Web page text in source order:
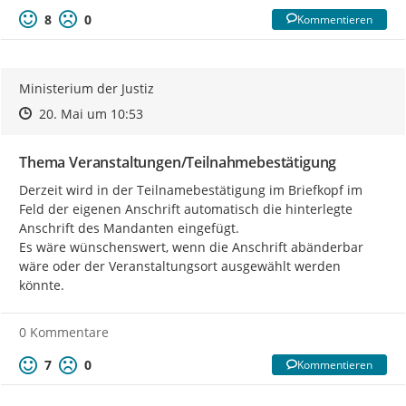
8 0 Kommentieren
Ministerium der Justiz
Zeitpunkt des Erstellens
Zeitpunkt des Erstellens
20. Mai um 10:53Zur Äußerung
Thema Veranstaltungen/Teilnahmebestätigung
Derzeit wird in der Teilnamebestätigung im Briefkopf im
Feld der eigenen Anschrift automatisch die hinterlegte
Anschrift des Mandanten eingefügt.
Es wäre wünschenswert, wenn die Anschrift abänderbar
wäre oder der Veranstaltungsort ausgewählt werden
könnte.
0 Kommentare
7
0 Kommentieren